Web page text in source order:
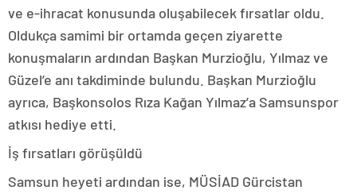
ve e-ihracat konusunda oluşabilecek fırsatlar oldu.
Oldukça samimi bir ortamda geçen ziyarette
konuşmaların ardından Başkan Murzioğlu, Yılmaz ve
Güzel’e anı takdiminde bulundu. Başkan Murzioğlu
ayrıca, Başkonsolos Rıza Kağan Yılmaz’a Samsunspor
atkısı hediye etti.
İş fırsatları görüşüldü
Samsun heyeti ardından ise, MÜSİAD Gürcistan